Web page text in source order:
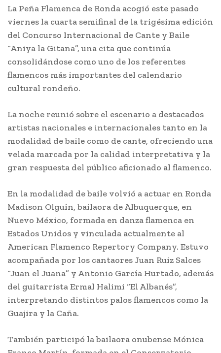
La Peña Flamenca de Ronda acogió este pasado
viernes la cuarta semifinal de la trigésima edición
del Concurso Internacional de Cante y Baile
“Aniya la Gitana”, una cita que continúa
consolidándose como uno de los referentes
flamencos más importantes del calendario
cultural rondeño.
La noche reunió sobre el escenario a destacados
artistas nacionales e internacionales tanto en la
modalidad de baile como de cante, ofreciendo una
velada marcada por la calidad interpretativa y la
gran respuesta del público aficionado al flamenco.
En la modalidad de baile volvió a actuar en Ronda
Madison Olguín, bailaora de Albuquerque, en
Nuevo México, formada en danza flamenca en
Estados Unidos y vinculada actualmente al
American Flamenco Repertory Company. Estuvo
acompañada por los cantaores Juan Ruiz Salces
“Juan el Juana” y Antonio García Hurtado, además
del guitarrista Ermal Halimi “El Albanés”,
interpretando distintos palos flamencos como la
Guajira y la Caña.
También participó la bailaora onubense Mónica